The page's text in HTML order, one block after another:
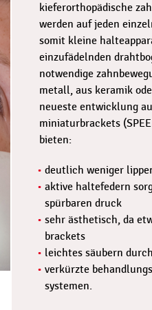
kieferorthopädische
werden auf jeden
somit kleine
einzufädelnden
notwendige
metall, aus keramik
neueste entwicklung
miniaturbrackets
bieten:
deutlich weniger
aktive haltefedern
spürbaren druck
sehr ästhetisch, da
brackets
leichtes säubern
verkürzte
systemen.